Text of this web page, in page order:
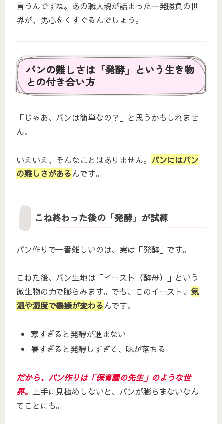
言うんですね。あの職人魂が詰まった一発勝負の世
界が、男心をくすぐるんでしょう。
パンの難しさは「発酵」という生き物
との付き合い方
「じゃあ、パンは簡単なの？」と思うかもしれませ
ん。
いえいえ、そんなことはありません。 パンにはパン
の難しさがあるんです。
こね終わった後の「発酵」が試練
パン作りで一番難しいのは、実は「発酵」です。
こねた後、パン生地は「イースト（酵母）」という
微生物の力で膨らみます。でも、このイースト、 気
温や湿度で機嫌が変わるんです。
寒すぎると発酵が進まない
暑すぎると発酵しすぎて、味が落ちる
だから、パン作りは「保育園の先生」のような世
界。 上手に見極めしないと、パンが膨らまないなん
てことにも。